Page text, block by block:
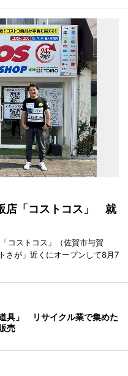
店「コストコス」 就
コストコス」（佐賀市与賀
さが」近くにオープンして8月7
具」 リサイクル業で集めた
売